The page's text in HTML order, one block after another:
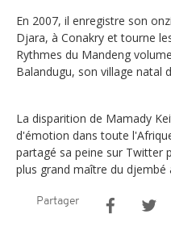
En 2007, il enregistre son
Djara, à Conakry et tourne
Rythmes du Mandeng
Balandugu, son village natal
La disparition de Mamady
d'émotion dans toute
partagé sa peine sur Twitter
plus grand maître du djembé
Partager